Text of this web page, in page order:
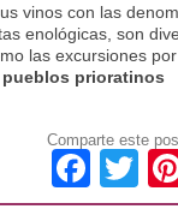
vinos con las
enológicas, son
las excursiones
prioratinos
Comparte este